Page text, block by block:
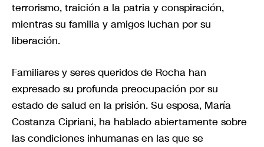
terrorismo, traición a la patria y conspiración,
mientras su familia y amigos luchan por su
liberación.
Familiares y seres queridos de Rocha han
expresado su profunda preocupación por su
estado de salud en la prisión. Su esposa, María
Costanza Cipriani, ha hablado abiertamente sobre
las condiciones inhumanas en las que se